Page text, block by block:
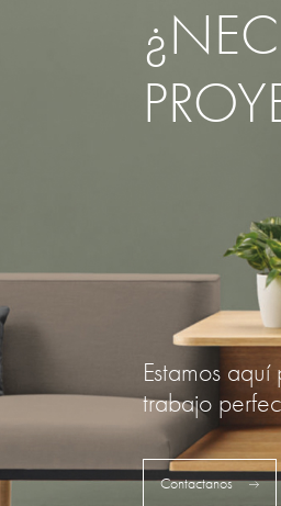
Estamos
trabajo
Contactanos